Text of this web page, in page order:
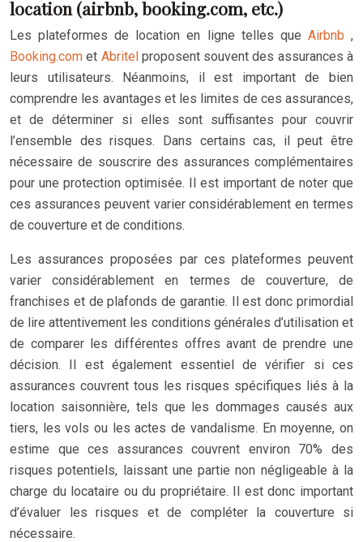
location (airbnb, booking.com, etc.)
Les plateformes de location en ligne telles que Airbnb,
Booking.comet Abritel proposent souvent des assurances à
leurs utilisateurs. Néanmoins, il est important de bien
comprendre les avantages et les limites de ces assurances,
et de déterminer si elles sont suffisantes pour couvrir
l’ensemble des risques. Dans certains cas, il peut être
nécessaire de souscrire des assurances complémentaires
pour une protection optimisée. Il est important de noter que
ces assurances peuvent varier considérablement en termes
de couverture et de conditions.
Les assurances proposées par ces plateformes peuvent
varier considérablement en termes de couverture, de
franchises et de plafonds de garantie. Il est donc primordial
de lire attentivement les conditions générales d’utilisation et
de comparer les différentes offres avant de prendre une
décision. Il est également essentiel de vérifier si ces
assurances couvrent tous les risques spécifiques liés à la
location saisonnière, tels que les dommages causés aux
tiers, les vols ou les actes de vandalisme. En moyenne, on
estime que ces assurances couvrent environ 70% des
risques potentiels, laissant une partie non négligeable à la
charge du locataire ou du propriétaire. Il est donc important
d’évaluer les risques et de compléter la couverture si
nécessaire.